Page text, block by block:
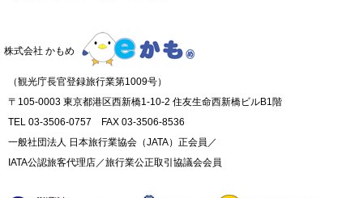
株式会社 かもめ
（観光庁長官登録旅行業第1009号）
〒105-0003 東京都港区西新橋1-10-2 住友生命西新橋ビルB1階
TEL 03-3506-0757 FAX 03-3506-8536
一般社団法人 日本旅行業協会（JATA）正会員／
IATA公認旅客代理店／旅行業公正取引協議会会員